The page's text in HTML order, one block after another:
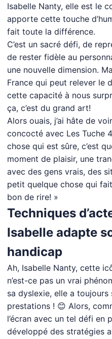
Isabelle Nanty, elle est le
apporte cette touche
fait toute la différence.
C’est un sacré défi, de
de rester fidèle au
une nouvelle dimension.
France qui peut relever le
cette capacité à nous
ça, c’est du grand art!
Alors ouais, j’ai hâte de
concocté avec Les Tuche
chose qui est sûre, c’est
moment de plaisir, une
avec des gens vrais, des
petit quelque chose qui fait
bon de rire! »
Techniques
Isabelle adapte
handicap
Ah, Isabelle Nanty, cette
n’est-ce pas un vrai
sa dyslexie, elle a
prestations ! 😊 Alors,
l’écran avec un tel défi en
développé des stratégies